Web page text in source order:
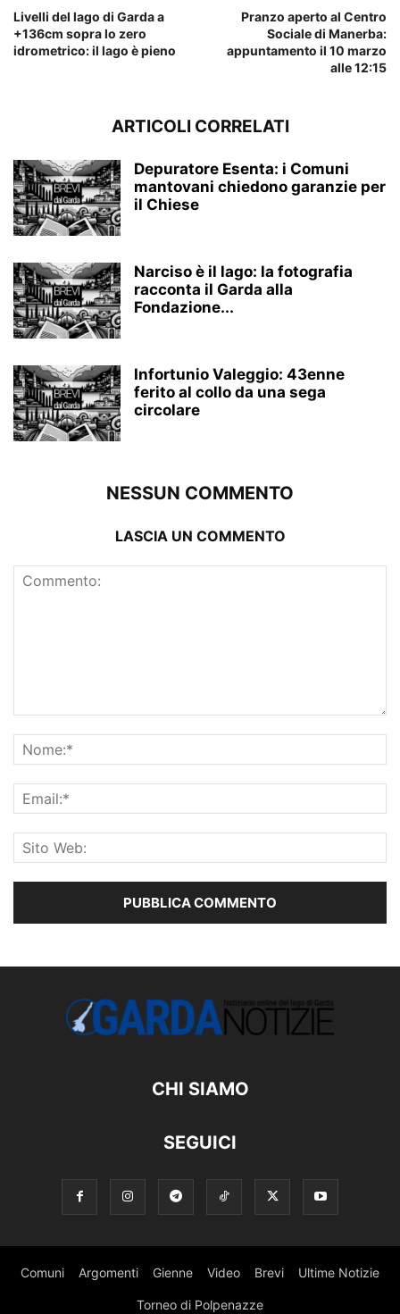
Livelli del lago di Garda a
+136cm sopra lo zero
idrometrico: il lago è pieno
Pranzo aperto al Centro
Sociale di Manerba:
appuntamento il 10 marzo
alle 12:15
ARTICOLI CORRELATI
Depuratore Esenta: i Comuni
mantovani chiedono garanzie per
il Chiese
Narciso è il lago: la fotografia
racconta il Garda alla
Fondazione...
Infortunio Valeggio: 43enne
ferito al collo da una sega
circolare
NESSUN COMMENTO
LASCIA UN COMMENTO
CHI SIAMO
SEGUICI
Comuni Argomenti Gienne Video Brevi Ultime Notizie
Torneo di Polpenazze